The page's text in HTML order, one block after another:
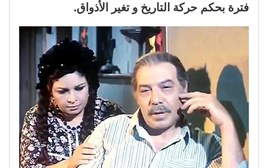
فترة بحكم حركة التاريخ و تغير الأذواق.